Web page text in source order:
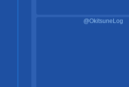
@OkitsuneLog